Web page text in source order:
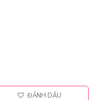
ĐÁNH DẤU